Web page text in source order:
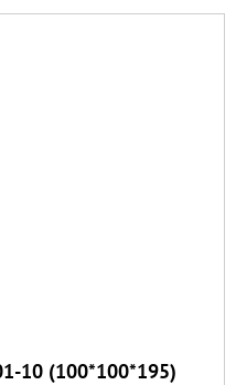
10 (100*100*195)